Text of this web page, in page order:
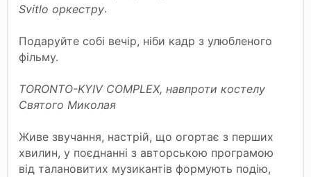
Svitlo оркестру.
Подаруйте собі вечір, ніби кадр з улюбленого
фільму.
TORONTO-KYIV COMPLEX, навпроти костелу
Святого Миколая
Живе звучання, настрій, що огортає з перших
хвилин, у поєднанні з авторською програмою
від талановитих музикантів формують подію,